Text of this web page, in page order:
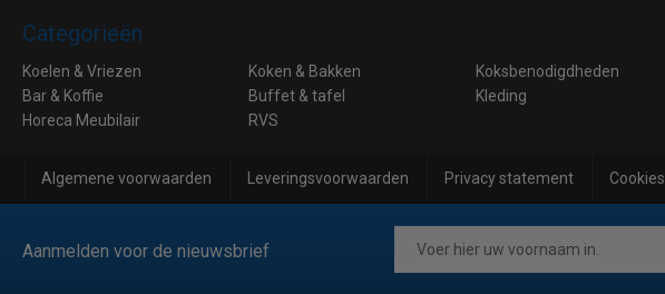
Categorieën
Koelen & Vriezen Koken & Bakken Koksbenodigdheden
Bar & Koffie
Buffet & tafel Kleding
Horeca Meubilair
RVS
Algemene voorwaarden Leveringsvoorwaarden Privacy statement Cookies
Aanmelden voor de nieuwsbrief